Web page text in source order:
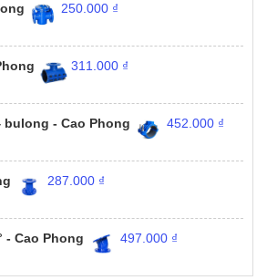
250.000 ₫
311.000 ₫
- Cao Phong 452.000 ₫
287.000 ₫
- Cao Phong 497.000 ₫